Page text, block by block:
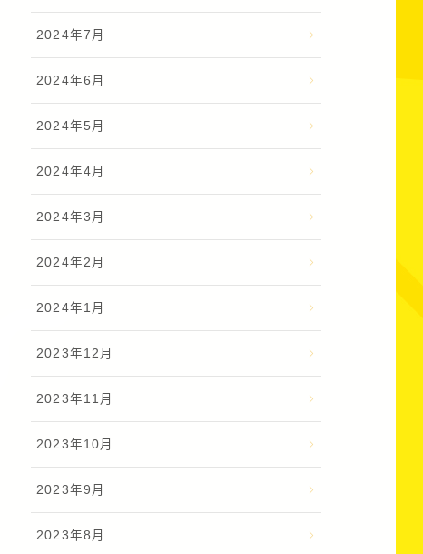
2024年7月
2024年6月
2024年5月
2024年4月
2024年3月
2024年2月
2024年1月
2023年12月
2023年11月
2023年10月
2023年9月
2023年8月